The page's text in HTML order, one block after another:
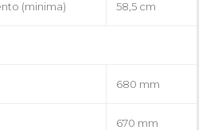
(minima) 58,5 cm
680 mm
670 mm